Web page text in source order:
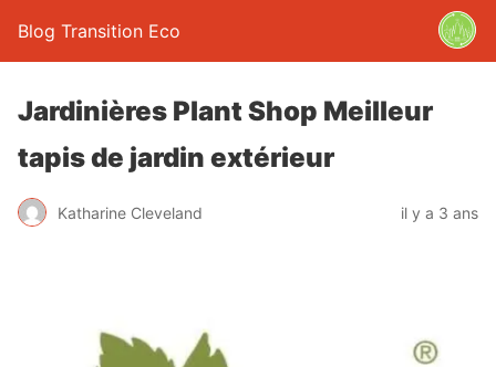
Blog Transition Eco
Jardinières Plant Shop Meilleur
tapis de jardin extérieur
Katharine Cleveland il y a 3 ans